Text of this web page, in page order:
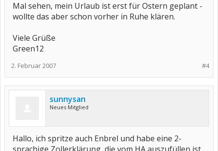
einer der unten genannten Telefonnummern an oder senden Sie uns ein Fax
oder eine E-Mail. Gern helfen wir Ihnen weiter.
Mit freundlichen Grüßen
Mal sehen, mein Urlaub ist erst für Ostern geplant -
wollte das aber schon vorher in Ruhe klären.
Viele Grüße
Green12
#4
2. Februar 2007
sunnysan
Neues Mitglied
Hallo, ich spritze auch Enbrel und habe eine 2-